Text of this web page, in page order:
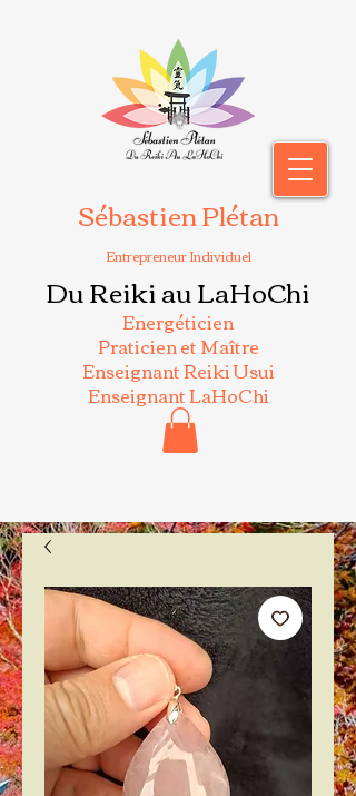
Sébastien Plétan
Entrepreneur Individuel
Du Reiki au LaHoChi
Energéticien
Praticien et Maître
Enseignant Reiki Usui
Enseignant LaHoChi